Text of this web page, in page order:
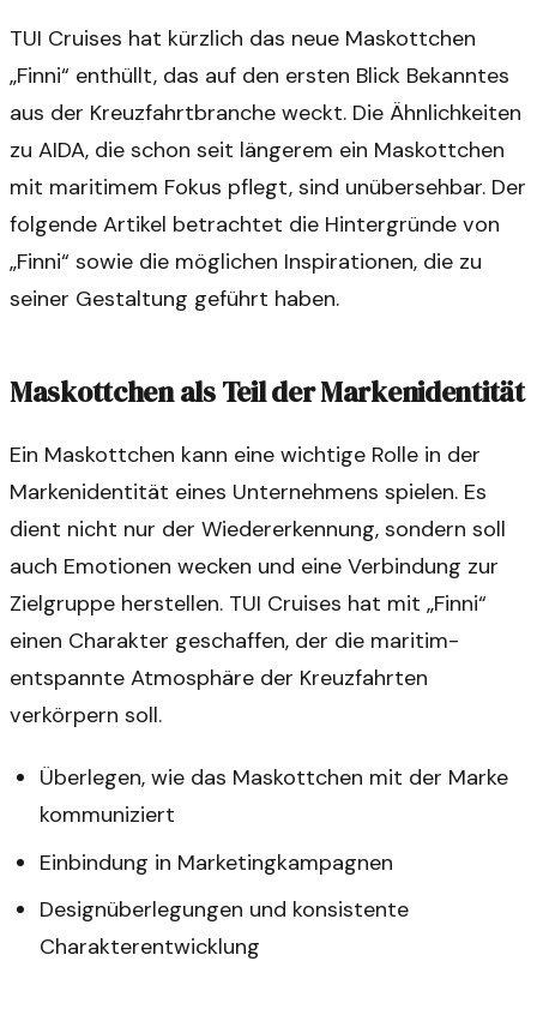
TUI Cruises hat kürzlich das neue Maskottchen
„Finni“ enthüllt, das auf den ersten Blick Bekanntes
aus der Kreuzfahrtbranche weckt. Die Ähnlichkeiten
zu AIDA, die schon seit längerem ein Maskottchen
mit maritimem Fokus pflegt, sind unübersehbar. Der
folgende Artikel betrachtet die Hintergründe von
„Finni“ sowie die möglichen Inspirationen, die zu
seiner Gestaltung geführt haben.
Maskottchen als Teil der Markenidentität
Ein Maskottchen kann eine wichtige Rolle in der
Markenidentität eines Unternehmens spielen. Es
dient nicht nur der Wiedererkennung, sondern soll
auch Emotionen wecken und eine Verbindung zur
Zielgruppe herstellen. TUI Cruises hat mit „Finni“
einen Charakter geschaffen, der die maritim-
entspannte Atmosphäre der Kreuzfahrten
verkörpern soll.
Überlegen, wie das Maskottchen mit der Marke
kommuniziert
Einbindung in Marketingkampagnen
Designüberlegungen und konsistente
Charakterentwicklung